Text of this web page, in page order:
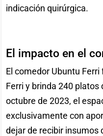
indicación quirúrgica.
El impacto en el
El comedor Ubuntu
Ferri y brinda 240 platos
octubre de 2023, el
exclusivamente con
dejar de recibir insumos